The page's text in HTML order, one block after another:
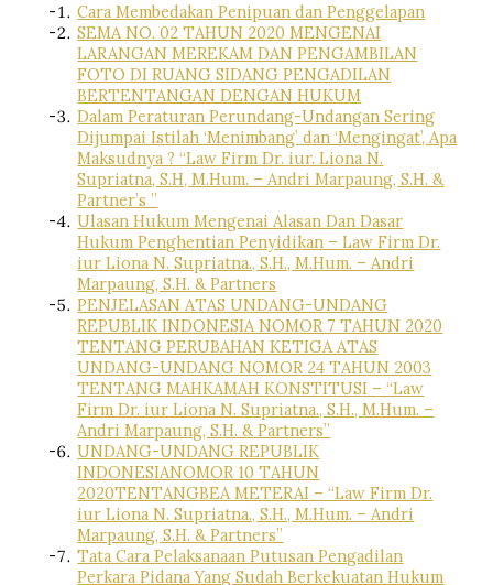
Cara Membedakan Penipuan dan Penggelapan
SEMA NO. 02 TAHUN 2020 MENGENAI
LARANGAN MEREKAM DAN PENGAMBILAN
FOTO DI RUANG SIDANG PENGADILAN
BERTENTANGAN DENGAN HUKUM
Dalam Peraturan Perundang-Undangan Sering
Dijumpai Istilah ‘Menimbang’ dan ‘Mengingat’, Apa
Maksudnya ? “Law Firm Dr. iur. Liona N.
Supriatna, S.H, M.Hum. – Andri Marpaung, S.H. &
Partner’s ”
Ulasan Hukum Mengenai Alasan Dan Dasar
Hukum Penghentian Penyidikan – Law Firm Dr.
iur Liona N. Supriatna., S.H., M.Hum. – Andri
Marpaung, S.H. & Partners
PENJELASAN ATAS UNDANG-UNDANG
REPUBLIK INDONESIA NOMOR 7 TAHUN 2020
TENTANG PERUBAHAN KETIGA ATAS
UNDANG-UNDANG NOMOR 24 TAHUN 2003
TENTANG MAHKAMAH KONSTITUSI – “Law
Firm Dr. iur Liona N. Supriatna., S.H., M.Hum. –
Andri Marpaung, S.H. & Partners”
UNDANG-UNDANG REPUBLIK
INDONESIANOMOR 10 TAHUN
2020TENTANGBEA METERAI – “Law Firm Dr.
iur Liona N. Supriatna., S.H., M.Hum. – Andri
Marpaung, S.H. & Partners”
Tata Cara Pelaksanaan Putusan Pengadilan
Perkara Pidana Yang Sudah Berkekuatan Hukum